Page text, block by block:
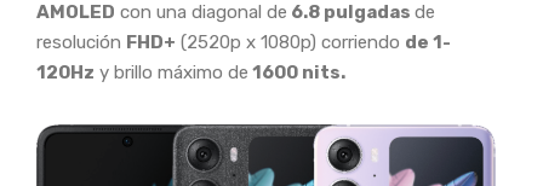
AMOLED con una diagonal de 6.8 pulgadas de
resolución FHD+ (2520p x 1080p) corriendo de 1-
120Hz y brillo máximo de 1600 nits.